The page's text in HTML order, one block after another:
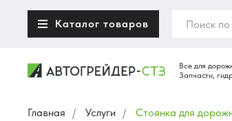
Каталог товаров
Главная / Услуги / Стоянка для